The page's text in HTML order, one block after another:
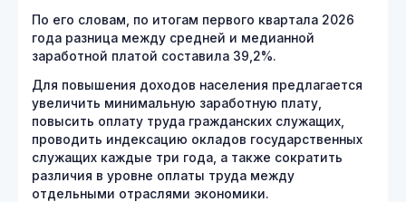
По его словам, по итогам первого квартала 2026
года разница между средней и медианной
заработной платой составила 39,2%.
Для повышения доходов населения предлагается
увеличить минимальную заработную плату,
повысить оплату труда гражданских служащих,
проводить индексацию окладов государственных
служащих каждые три года, а также сократить
различия в уровне оплаты труда между
отдельными отраслями экономики.